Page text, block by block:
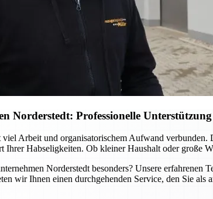
Norderstedt: Professionelle
Arbeit und organisatorischem Aufwand verbunden.
Ihrer Habseligkeiten. Ob kleiner Haushalt oder
Norderstedt besonders? Unsere
wir Ihnen einen durchgehenden Service, den Sie